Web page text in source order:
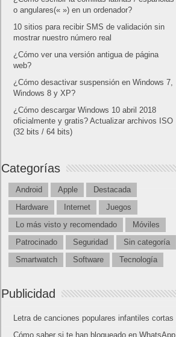
o angulares(« ») en un ordenador?
10 sitios para recibir SMS de validación sin
mostrar nuestro número real
¿Cómo ver una versión antigua de página
web?
¿Cómo desactivar suspensión en Windows 7,
Windows 8 y XP?
¿Cómo descargar Windows 10 abril 2018
oficialmente y gratis? Actualizar archivos ISO
(32 bits / 64 bits)
Categorías
Android Apple
Destacada
Hardware
Internet
Juegos
Lo más visto y recomendado
Móviles
Patrocinado
Seguridad
Sin categoría
Smartwatch
Software Tecnología
Publicidad
Letra de canciones populares infantiles cortas
Cómo saber si te han bloqueado en WhatsApp